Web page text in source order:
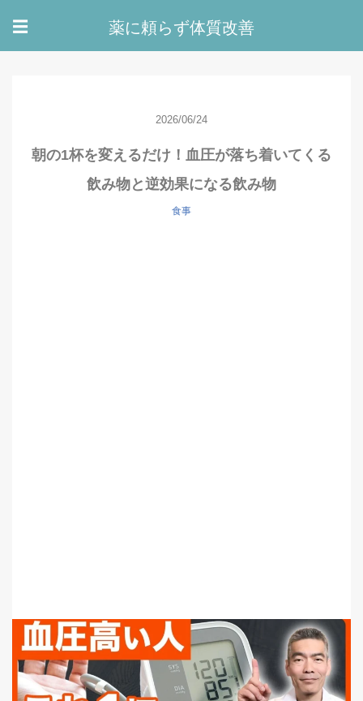
☰ 薬に頼らず体質改善
2026/06/24
朝の1杯を変えるだけ！血圧が落ち着いてくる
飲み物と逆効果になる飲み物
食事